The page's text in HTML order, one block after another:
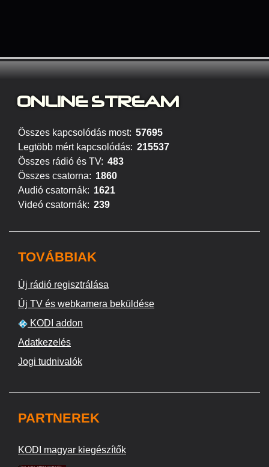
ONLINE STREAM
Összes kapcsolódás most: 57695
Legtöbb mért kapcsolódás: 215537
Összes rádió és TV: 483
Összes csatorna: 1860
Audió csatornák: 1621
Videó csatornák: 239
TOVÁBBIAK
Új rádió regisztrálása
Új TV és webkamera beküldése
KODI addon
Adatkezelés
Jogi tudnivalók
PARTNEREK
KODI magyar kiegészítők